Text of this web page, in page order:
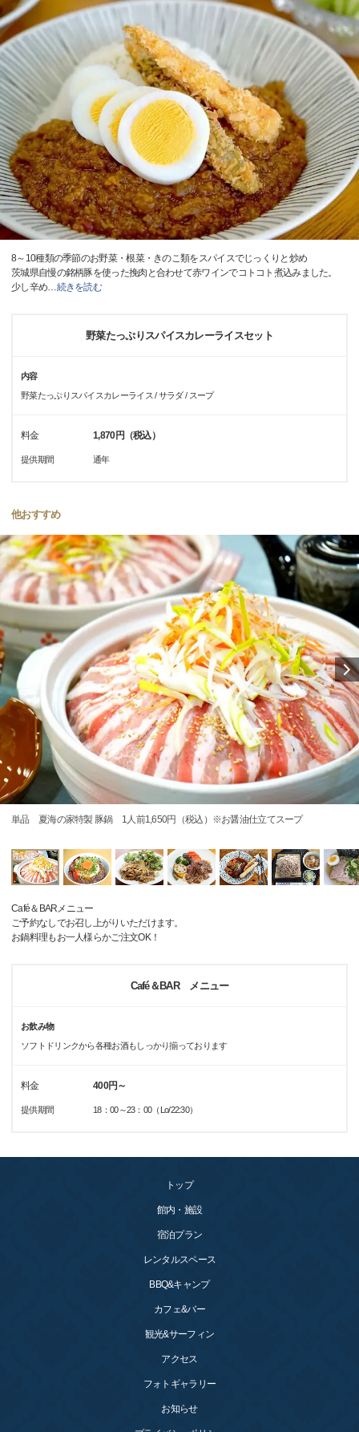
8～10種類の季節のお野菜・根菜・きのこ類をスパイスでじっくりと炒め
茨城県自慢の銘柄豚を使った挽肉と合わせて赤ワインでコトコト煮込みました。
少し辛め…続きを読む
野菜たっぷりスパイスカレーライスセット
内容
野菜たっぷりスパイスカレーライス / サラダ / スープ
料金 1,870円（税込）
提供期間 通年
他おすすめ
単品 夏海の家特製 豚鍋 1人前1,650円（税込）※お醤油仕立てスープ
Café＆BARメニュー
ご予約なしでお召し上がりいただけます。
お鍋料理もお一人様らかご注文OK！
Café＆BAR メニュー
お飲み物
ソフトドリンクから各種お酒もしっかり揃っております
料金 400円～
提供期間 18：00～23：00（Lo/22:30）
トップ
館内・施設
宿泊プラン
レンタルスペース
BBQ&キャンプ
カフェ&バー
観光&サーフィン
アクセス
フォトギャラリー
お知らせ